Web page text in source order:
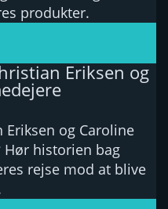
produkter.
Eriksen og
og Caroline
Hør historien bag
rejse mod at blive